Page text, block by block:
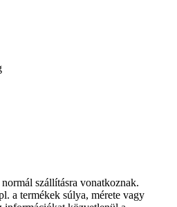
szállításra vonatkoznak.
a termékek súlya, mérete vagy